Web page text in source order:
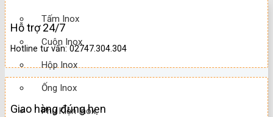
Tấm Inox
Cuộn Inox
Hộp Inox
Ống Inox
Phụ Kiện Inox
Hỗ trợ 24/7
Hotline tư vấn: 02747.304.304
Giao hàng đúng hẹn